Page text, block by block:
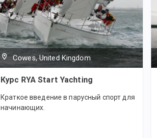
Cowes, United Kingdom
Курс RYA Start Yachting
Краткое введение в парусный спорт для
начинающих.